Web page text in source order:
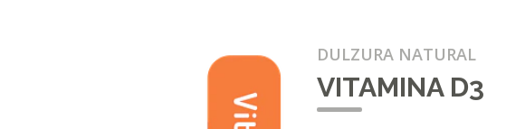
DULZURA NATURAL
VITAMINA D3